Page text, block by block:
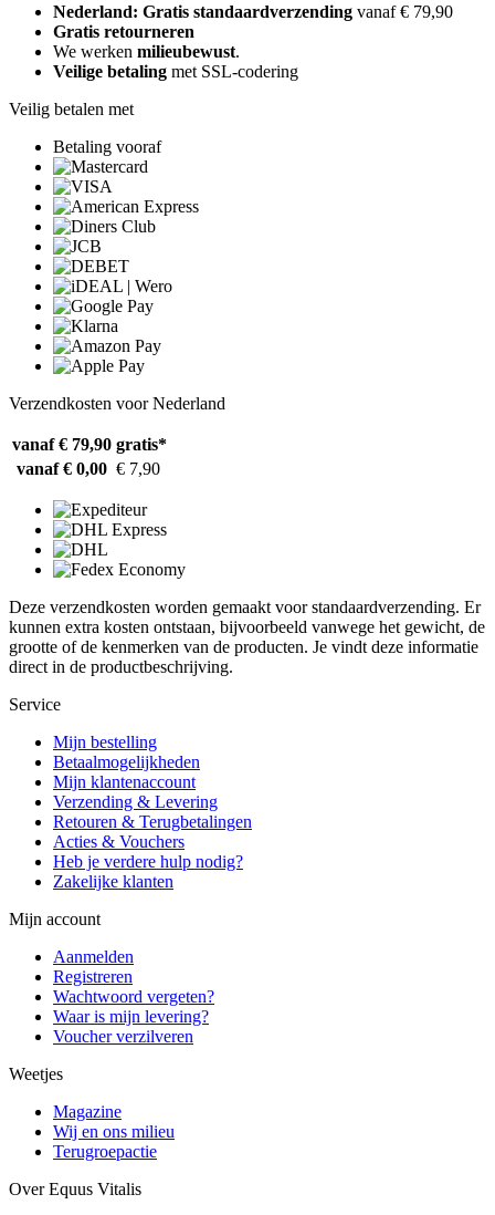
Nederland: Gratis standaardverzending vanaf € 79,90
Gratis retourneren
We werken milieubewust.
Veilige betaling met SSL-codering
Veilig betalen met
Betaling vooraf
Verzendkosten voor Nederland
vanaf € 79,90 gratis*
vanaf € 0,00 € 7,90
Deze verzendkosten worden gemaakt voor standaardverzending. Er
kunnen extra kosten ontstaan, bijvoorbeeld vanwege het gewicht, de
grootte of de kenmerken van de producten. Je vindt deze informatie
direct in de productbeschrijving.
Service
Mijn bestelling
Betaalmogelijkheden
Mijn klantenaccount
Verzending & Levering
Retouren & Terugbetalingen
Acties & Vouchers
Heb je verdere hulp nodig?
Zakelijke klanten
Mijn account
Aanmelden
Registreren
Wachtwoord vergeten?
Waar is mijn levering?
Voucher verzilveren
Weetjes
Magazine
Wij en ons milieu
Terugroepactie
Over Equus Vitalis